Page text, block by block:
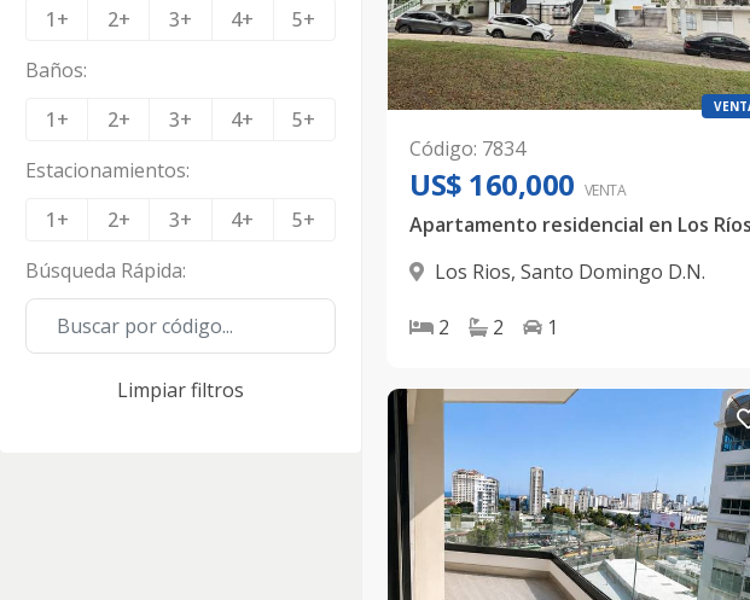
1+
2+ 3+ 4+
5+
Baños:
1+
2+ 3+ 4+
5+
Estacionamientos:
1+
2+ 3+ 4+
5+
Búsqueda Rápida:
Limpiar filtros
Código: 7834
US$ 160,000 VENTA
Apartamento residencial en Los Ríos
Los Rios, Santo Domingo D.N.
2 2 1